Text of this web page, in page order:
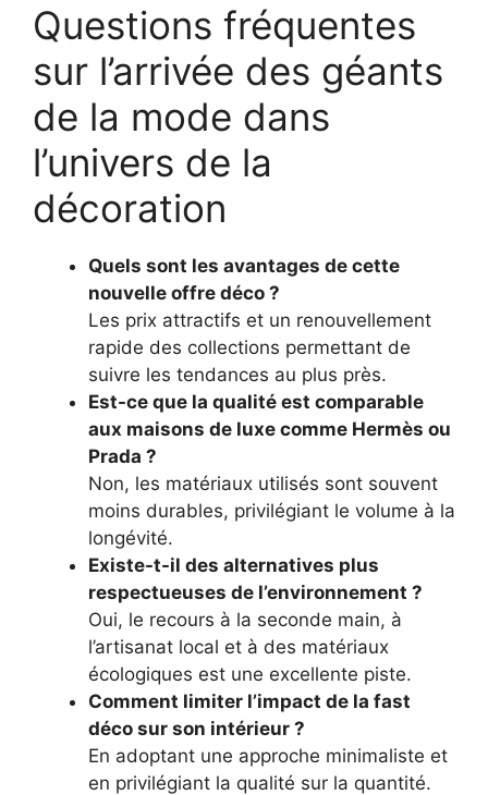
Questions fréquentes
sur l’arrivée des géants
de la mode dans
l’univers de la
décoration
Quels sont les avantages de cette
nouvelle offre déco ?
Les prix attractifs et un renouvellement
rapide des collections permettant de
suivre les tendances au plus près.
Est-ce que la qualité est comparable
aux maisons de luxe comme Hermès ou
Prada ?
Non, les matériaux utilisés sont souvent
moins durables, privilégiant le volume à la
longévité.
Existe-t-il des alternatives plus
respectueuses de l’environnement ?
Oui, le recours à la seconde main, à
l’artisanat local et à des matériaux
écologiques est une excellente piste.
Comment limiter l’impact de la fast
déco sur son intérieur ?
En adoptant une approche minimaliste et
en privilégiant la qualité sur la quantité.